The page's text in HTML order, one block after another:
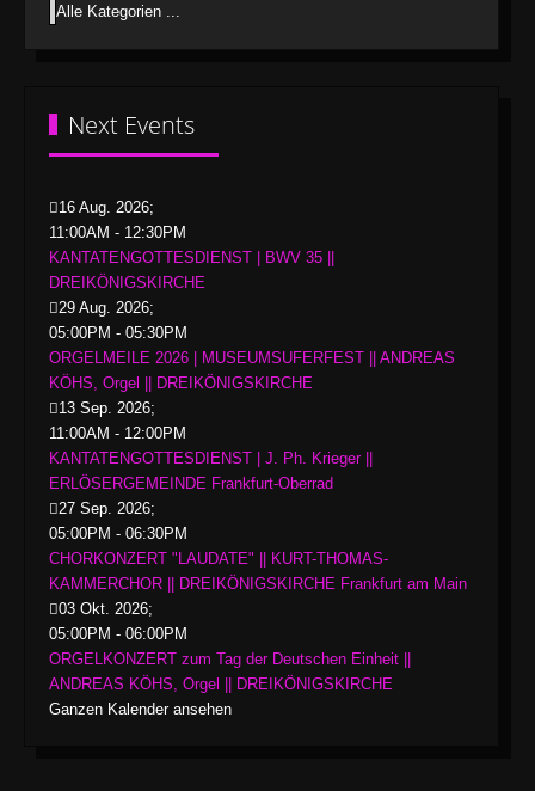
Alle Kategorien ...
Next Events
16 Aug. 2026;
11:00AM - 12:30PM
KANTATENGOTTESDIENST | BWV 35 ||
DREIKÖNIGSKIRCHE
29 Aug. 2026;
05:00PM - 05:30PM
ORGELMEILE 2026 | MUSEUMSUFERFEST || ANDREAS
KÖHS, Orgel || DREIKÖNIGSKIRCHE
13 Sep. 2026;
11:00AM - 12:00PM
KANTATENGOTTESDIENST | J. Ph. Krieger ||
ERLÖSERGEMEINDE Frankfurt-Oberrad
27 Sep. 2026;
05:00PM - 06:30PM
CHORKONZERT "LAUDATE" || KURT-THOMAS-
KAMMERCHOR || DREIKÖNIGSKIRCHE Frankfurt am Main
03 Okt. 2026;
05:00PM - 06:00PM
ORGELKONZERT zum Tag der Deutschen Einheit ||
ANDREAS KÖHS, Orgel || DREIKÖNIGSKIRCHE
Ganzen Kalender ansehen